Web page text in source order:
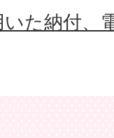
た納付、